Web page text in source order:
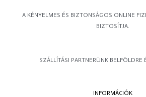
A KÉNYELMES ÉS BIZTONSÁGOS ONLINE
BIZTOSÍTJA.
SZÁLLÍTÁSI PARTNERÜNK BELFÖLDRE
INFORMÁCIÓK